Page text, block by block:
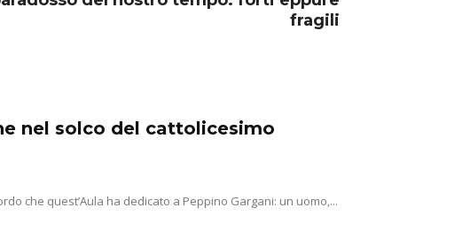
fragili
nel solco del cattolicesimo
che quest’Aula ha dedicato a Peppino Gargani: un uomo,...